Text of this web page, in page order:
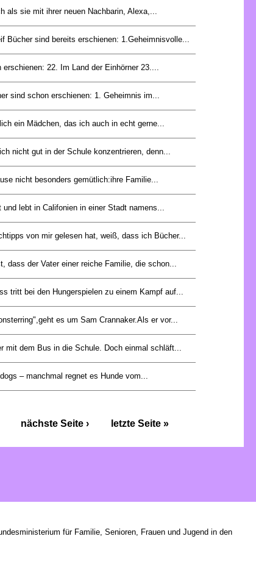
als sie mit ihrer neuen Nachbarin, Alexa,...
Bücher sind bereits erschienen: 1.Geheimnisvolle...
erschienen: 22. Im Land der Einhörner 23....
sind schon erschienen: 1. Geheimnis im...
ein Mädchen, das ich auch in echt gerne...
nicht gut in der Schule konzentrieren, denn...
nicht besonders gemütlich:ihre Familie...
und lebt in Califonien in einer Stadt namens...
von mir gelesen hat, weiß, dass ich Bücher...
dass der Vater einer reiche Familie, die schon...
tritt bei den Hungerspielen zu einem Kampf auf...
es um Sam Crannaker.Als er vor...
mit dem Bus in die Schule. Doch einmal schläft...
– manchmal regnet es Hunde vom...
nächste Seite › letzte Seite »
für Familie, Senioren, Frauen und Jugend in den